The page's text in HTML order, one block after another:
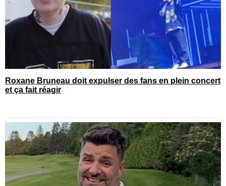
Roxane Bruneau doit expulser des fans en plein concert
et ça fait réagir